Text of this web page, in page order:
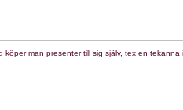
köper man presenter till sig själv, tex en tekanna